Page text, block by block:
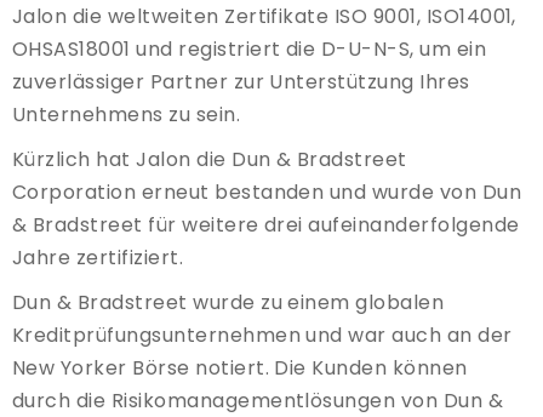
Jalon die weltweiten Zertifikate ISO 9001, ISO14001,
OHSAS18001 und registriert die D-U-N-S, um ein
zuverlässiger Partner zur Unterstützung Ihres
Unternehmens zu sein.
Kürzlich hat Jalon die Dun & Bradstreet
Corporation erneut bestanden und wurde von Dun
& Bradstreet für weitere drei aufeinanderfolgende
Jahre zertifiziert.
Dun & Bradstreet wurde zu einem globalen
Kreditprüfungsunternehmen und war auch an der
New Yorker Börse notiert. Die Kunden können
durch die Risikomanagementlösungen von Dun &